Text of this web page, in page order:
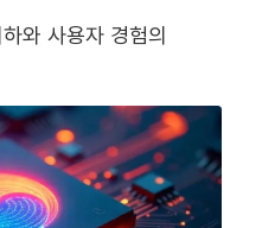
와 사용자 경험의